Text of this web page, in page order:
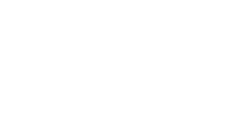
интернет-магазинов